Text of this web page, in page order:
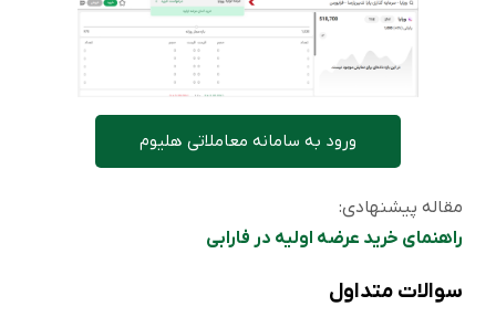
ورود به سامانه معاملاتی هلیوم
مقاله پیشنهادی:
راهنمای خرید عرضه اولیه در فارابی
سوالات متداول